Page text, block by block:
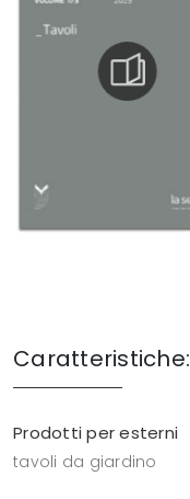
Caratteristiche:
Prodotti per esterni
tavoli da giardino